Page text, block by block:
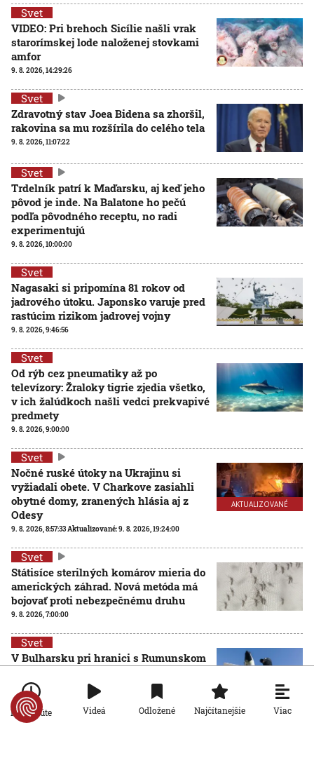
Svet
VIDEO: Pri brehoch Sicílie našli vrak
starorímskej lode naloženej stovkami
amfor
9. 8. 2026, 14:29:26
Svet
Zdravotný stav Joea Bidena sa zhoršil,
rakovina sa mu rozšírila do celého tela
9. 8. 2026, 11:07:22
Svet
Trdelník patrí k Maďarsku, aj keď jeho
pôvod je inde. Na Balatone ho pečú
podľa pôvodného receptu, no radi
experimentujú
9. 8. 2026, 10:00:00
Svet
Nagasaki si pripomína 81 rokov od
jadrového útoku. Japonsko varuje pred
rastúcim rizikom jadrovej vojny
9. 8. 2026, 9:46:56
Svet
Od rýb cez pneumatiky až po
televízory: Žraloky tigrie zjedia všetko,
v ich žalúdkoch našli vedci prekvapivé
predmety
9. 8. 2026, 9:00:00
AKTUALIZOVANÉ
Svet
Nočné ruské útoky na Ukrajinu si
vyžiadali obete. V Charkove zasiahli
obytné domy, zranených hlásia aj z
Odesy
9. 8. 2026, 8:57:33Aktualizované:9. 8. 2026, 19:24:00
Svet
Státisíce sterilných komárov mieria do
amerických záhrad. Nová metóda má
bojovať proti nebezpečnému druhu
9. 8. 2026, 7:00:00
Svet
V Bulharsku pri hranici s Rumunskom
zrejme ukrajinského pôvodu
8. 8. 2026, 17:52:27
Po minúte Videá Odložené Najčítanejšie Viac